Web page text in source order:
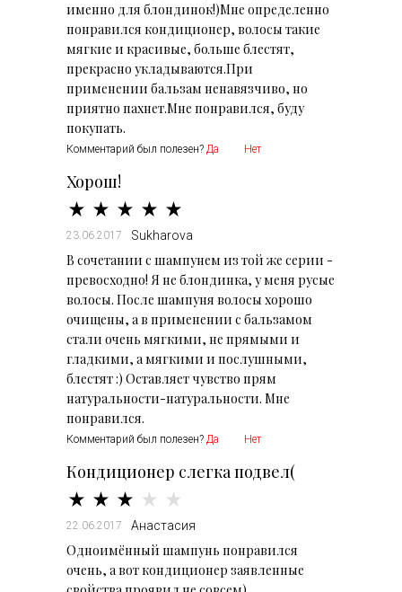
именно для блондинок!)Мне определенно
понравился кондиционер, волосы такие
мягкие и красивые, больше блестят,
прекрасно укладываются.При
применении бальзам ненавязчиво, но
приятно пахнет.Мне понравился, буду
покупать.
Комментарий был полезен? Да Нет
Хорош!
23.06.2017 Sukharova
В сочетании с шампунем из той же серии -
превосходно! Я не блондинка, у меня русые
волосы. После шампуня волосы хорошо
очищены, а в применении с бальзамом
стали очень мягкими, не прямыми и
гладкими, а мягкими и послушными,
блестят :) Оставляет чувство прям
натуральности-натуральности. Мне
понравился.
Комментарий был полезен? Да Нет
Кондиционер слегка подвел(
22.06.2017 Анастасия
Одноимённый шампунь понравился
очень, а вот кондиционер заявленные